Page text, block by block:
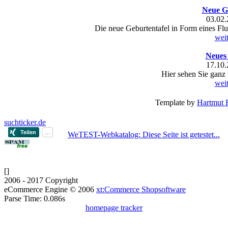
Neue
Die neue Geburtentafel in Form eines
Hier sehen Sie ganz
Template by Hartmut
suchticker.de
WeTEST-Webkatalog: Diese Seite ist getestet...
[]
2006 - 2017 Copyright
eCommerce Engine © 2006 xt:Commerce Shopsoftware
Parse Time: 0.086s
homepage tracker